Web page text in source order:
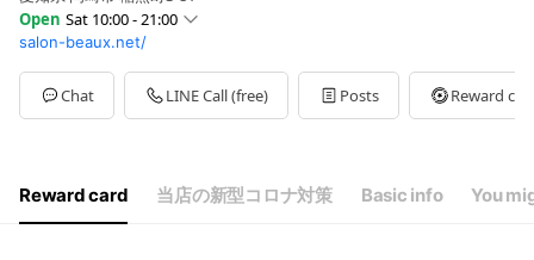
Open Sat 10:00 - 21:00
SunClosed
Mon10:00 - 21:00
Tue10:00 - 21:00
Wed10:00 - 21:00
salon-beaux.net/
Chat LINE Call (free) Posts Reward
Reward card 当店の新型コロナ対策 Basic info You